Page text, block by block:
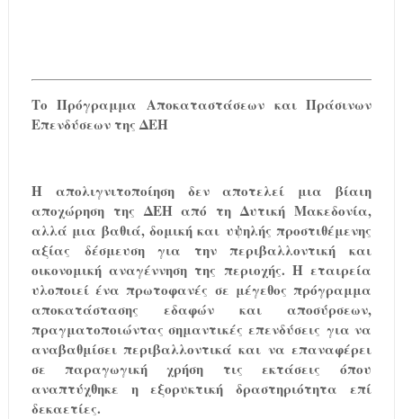
Το Πρόγραμμα Αποκαταστάσεων και Πράσινων
Επενδύσεων της ΔΕΗ
Η απολιγνιτοποίηση δεν αποτελεί μια βίαιη
αποχώρηση της ΔΕΗ από τη Δυτική Μακεδονία,
αλλά μια βαθιά, δομική και υψηλής προστιθέμενης
αξίας
δέσμευση για την περιβαλλοντική και
οικονομική αναγέννηση της περιοχής. Η εταιρεία
υλοποιεί ένα πρωτοφανές σε μέγεθος πρόγραμμα
αποκατάστασης εδαφών και αποσύρσεων,
πραγματοποιώντας σημαντικές επενδύσεις για να
αναβαθμίσει περιβαλλοντικά και να επαναφέρει
σε παραγωγική χρήση τις εκτάσεις
όπου
αναπτύχθηκε η εξορυκτική δραστηριότητα επί
δεκαετίες.